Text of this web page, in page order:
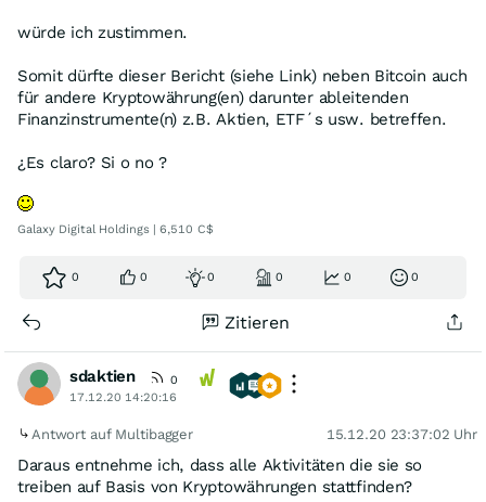
würde ich zustimmen.
Somit dürfte dieser Bericht (siehe Link) neben Bitcoin auch
für andere Kryptowährung(en) darunter ableitenden
Finanzinstrumente(n) z.B. Aktien, ETF´s usw. betreffen.
¿Es claro? Si o no ?
Galaxy Digital Holdings | 6,510 C$
0 0 0 0 0 0
Zitieren
sdaktien
0
17.12.20 14:20:16
Antwort auf Multibagger 15.12.20 23:37:02 Uhr
Daraus entnehme ich, dass alle Aktivitäten die sie so
treiben auf Basis von Kryptowährungen stattfinden?